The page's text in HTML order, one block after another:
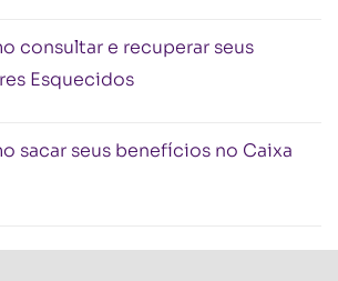
consultar e recuperar seus
Esquecidos
sacar seus benefícios no Caixa